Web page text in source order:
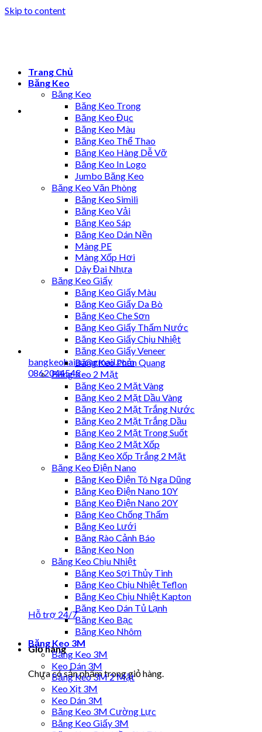
Skip to content
bangkeohaiau@gmail.com
0862044545
Hỗ trợ 24/7
Giỏ hàng
Chưa có sản phẩm trong giỏ hàng.
Trang Chủ
Băng Keo
Băng Keo
Băng Keo Trong
Băng Keo Đục
Băng Keo Màu
Băng Keo Thể Thao
Băng Keo Hàng Dễ Vỡ
Băng Keo In Logo
Jumbo Băng Keo
Băng Keo Văn Phòng
Băng Keo Simili
Băng Keo Vải
Băng Keo Sáp
Băng Keo Dán Nền
Màng PE
Màng Xốp Hơi
Dây Đai Nhựa
Băng Keo Giấy
Băng Keo Giấy Màu
Băng Keo Giấy Da Bò
Băng Keo Che Sơn
Băng Keo Giấy Thấm Nước
Băng Keo Giấy Chịu Nhiệt
Băng Keo Giấy Veneer
Băng Keo Phản Quang
Băng Keo 2 Mặt
Băng Keo 2 Mặt Vàng
Băng Keo 2 Mặt Dầu Vàng
Băng Keo 2 Mặt Trắng Nước
Băng Keo 2 Mặt Trắng Dầu
Băng Keo 2 Mặt Trong Suốt
Băng Keo 2 Mặt Xốp
Băng Keo Xốp Trắng 2 Mặt
Băng Keo Điện Nano
Băng Keo Điện Tô Nga Dũng
Băng Keo Điện Nano 10Y
Băng Keo Điện Nano 20Y
Băng Keo Chống Thấm
Băng Keo Lưới
Băng Rào Cảnh Báo
Băng Keo Non
Băng Keo Chịu Nhiệt
Băng Keo Sợi Thủy Tinh
Băng Keo Chịu Nhiệt Teflon
Băng Keo Chịu Nhiệt Kapton
Băng Keo Dán Tủ Lạnh
Băng Keo Bạc
Băng Keo Nhôm
Băng Keo 3M
Băng Keo 3M
Keo Dán 3M
Băng Keo 3M 2 Mặt
Keo Xịt 3M
Keo Dán 3M
Băng Keo 3M Cường Lực
Băng Keo Giấy 3M